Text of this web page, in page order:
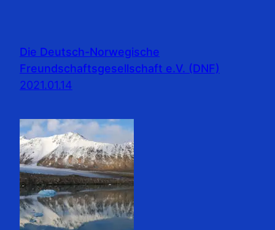
Die Deutsch-Norwegische
Freundschaftsgesellschaft e.V. (DNF)
2021.01.14